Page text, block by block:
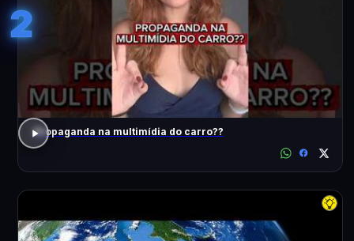
2
Propaganda na multimídia do carro??